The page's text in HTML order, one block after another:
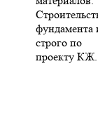
фундамента
строго по
проекту КЖ.